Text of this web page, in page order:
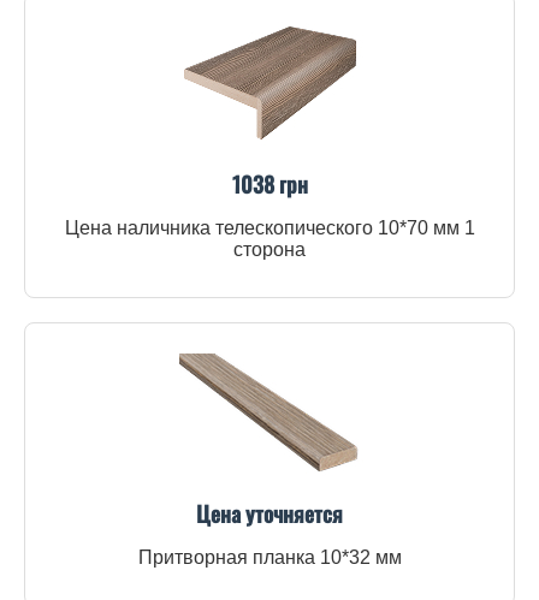
1038 грн
Цена наличника телескопического 10*70 мм 1
сторона
Цена уточняется
Притворная планка 10*32 мм